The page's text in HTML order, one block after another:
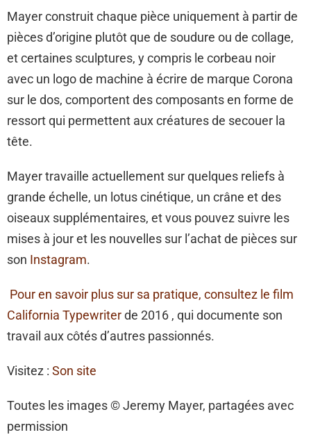
Mayer construit chaque pièce uniquement à partir de
pièces d’origine plutôt que de soudure ou de collage,
et certaines sculptures, y compris le corbeau noir
avec un logo de machine à écrire de marque Corona
sur le dos, comportent des composants en forme de
ressort qui permettent aux créatures de secouer la
tête.
Mayer travaille actuellement sur quelques reliefs à
grande échelle, un lotus cinétique, un crâne et des
oiseaux supplémentaires, et vous pouvez suivre les
mises à jour et les nouvelles sur l’achat de pièces sur
son Instagram.
Pour en savoir plus sur sa pratique, consultez le film
California Typewriterde 2016 , qui documente son
travail aux côtés d’autres passionnés.
Visitez : Son site
Toutes les images © Jeremy Mayer, partagées avec
permission